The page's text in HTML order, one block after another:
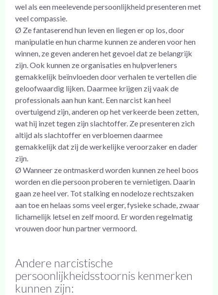
wel als een meelevende persoonlijkheid presenteren met
veel compassie.
Ø Ze fantaserend hun leven en liegen er op los, door
manipulatie en hun charme kunnen ze anderen voor hen
winnen, ze geven anderen het gevoel dat ze belangrijk
zijn. Ook kunnen ze organisaties en hulpverleners
gemakkelijk beïnvloeden door verhalen te vertellen die
geloofwaardig lijken. Daarmee krijgen zij vaak de
professionals aan hun kant. Een narcist kan heel
overtuigend zijn, anderen op het verkeerde been zetten,
wat hij inzet tegen zijn slachtoffer. Ze presenteren zich
altijd als slachtoffer en verbloemen daarmee
gemakkelijk dat zij de werkelijke veroorzaker en dader
zijn.
Ø Wanneer ze ontmaskerd worden kunnen ze heel boos
worden en die persoon proberen te vernietigen. Daarin
gaan ze heel ver. Tot stalking en nodeloze rechtszaken
aan toe en helaas soms veel erger, fysieke schade, zwaar
lichamelijk letsel en zelf moord. Er worden regelmatig
vrouwen door hun partner vermoord.
Andere narcistische
persoonlijkheidsstoornis kenmerken
kunnen zijn: